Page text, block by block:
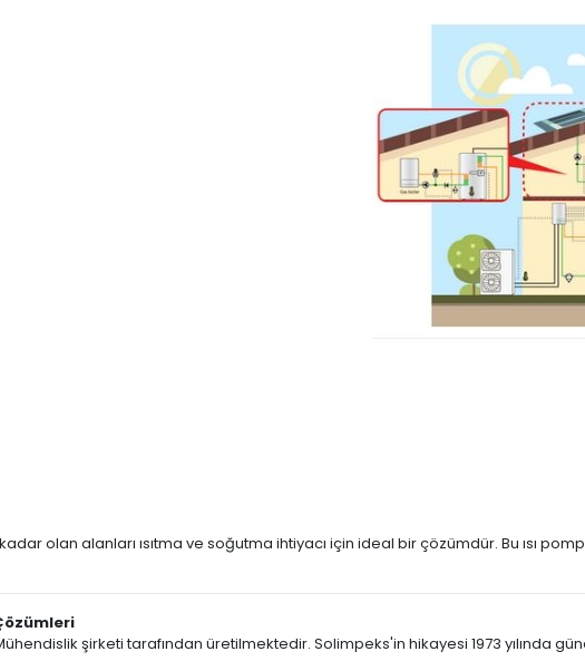
olan alanları ısıtma ve soğutma ihtiyacı için ideal bir çözümdür. Bu ısı
şirketi tarafından üretilmektedir. Solimpeks'in hikayesi 1973 yılında